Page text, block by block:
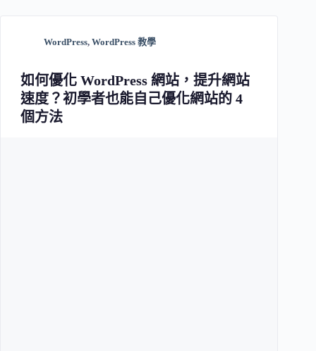
WordPress, WordPress 教學
如何優化 WordPress 網站，提升網站
速度？初學者也能自己優化網站的 4
個方法